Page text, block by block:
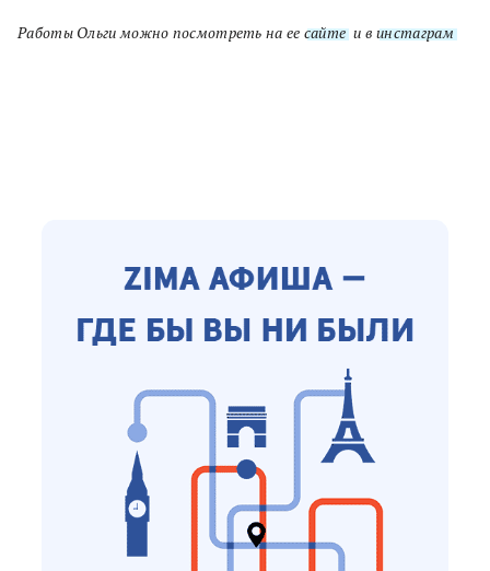
Работы Ольги можно посмотреть на ее сайтеи винстаграм.